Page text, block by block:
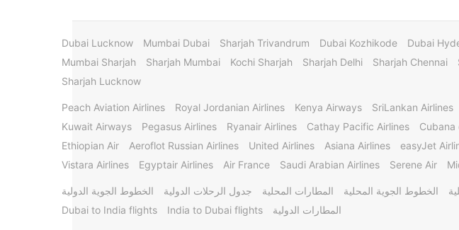
Dubai
Dubai Kozhikode
Sharjah Trivandrum
Mumbai Dubai
Dubai Lucknow
Sharjah Chennai
Sharjah Delhi
Kochi Sharjah
Sharjah Mumbai
Mumbai Sharjah
Sharjah Lucknow
SriLankan Airlines
Kenya Airways
Royal Jordanian Airlines
Peach Aviation Airlines
Cubana
Cathay Pacific Airlines
Ryanair Airlines
Pegasus Airlines
Kuwait Airways
easyJet
Asiana Airlines
United Airlines
Aeroflot Russian Airlines
Ethiopian Air
Serene Air
Saudi Arabian Airlines
Air France
Egyptair Airlines
Vistara Airlines
الخطوط الجوية المحلية المطارات المحلية جدول الرحلات الدولية
الخطوط الجوية الدولية
المطارات الدولية
India to Dubai flights
Dubai to India flights